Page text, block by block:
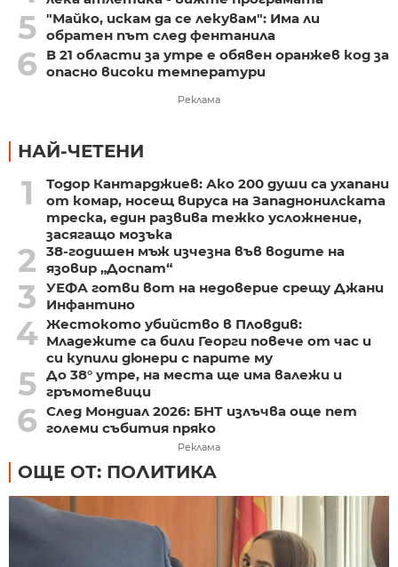
5 "Майко, искам да се лекувам": Има ли
обратен път след фентанила
6
В 21 области за утре е обявен оранжев код за
опасно високи температури
Реклама
НАЙ-ЧЕТЕНИ
1
Тодор Кантарджиев: Ако 200 души са ухапани
от комар, носещ вируса на Западнонилската
треска, един развива тежко усложнение,
засягащо мозъка
2
38-годишен мъж изчезна във водите на
язовир „Доспат“
3
УЕФА готви вот на недоверие срещу Джани
Инфантино
4 Жестокото убийство в Пловдив:
Младежите са били Георги повече от час и
си купили дюнери с парите му
5 До 38° утре, на места ще има валежи и
гръмотевици
6 След Мондиал 2026: БНТ излъчва още пет
големи събития пряко
Реклама
ОЩЕ ОТ: ПОЛИТИКА